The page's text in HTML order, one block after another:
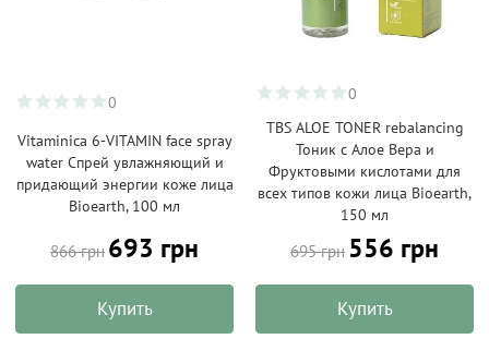
0
Vitaminica 6-VITAMIN face spray
water Спрей увлажняющий и
придающий энергии коже лица
Bioearth, 100 мл
866 грн 693 грн
Купить
0
TBS ALOE TONER rebalancing
Тоник с Алое Вера и
Фруктовыми кислотами для
всех типов кожи лица Bioearth,
150 мл
695 грн 556 грн
Купить